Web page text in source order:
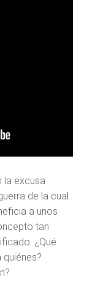
la excusa
de la cual
a unos
tan
¿Qué